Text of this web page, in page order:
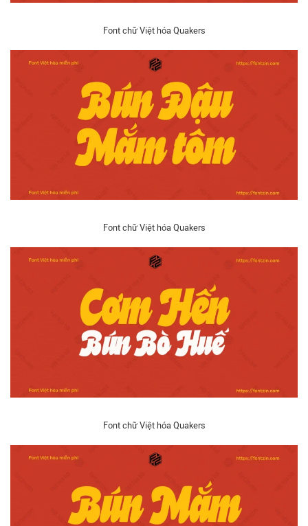
Font chữ Việt hóa Quakers
Font chữ Việt hóa Quakers
Font chữ Việt hóa Quakers